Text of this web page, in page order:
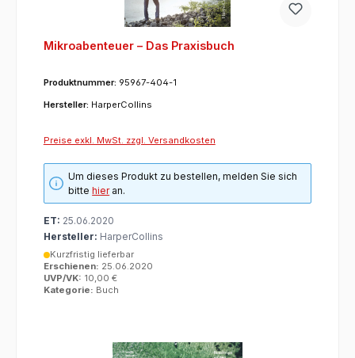
Mikroabenteuer – Das Praxisbuch
Produktnummer: 95967-404-1
Hersteller: HarperCollins
Preise exkl. MwSt. zzgl. Versandkosten
Um dieses Produkt zu bestellen, melden Sie sich
bittehieran.
ET: 25.06.2020
Hersteller: HarperCollins
Kurzfristig lieferbar
Erschienen: 25.06.2020
UVP/VK: 10,00 €
Kategorie: Buch